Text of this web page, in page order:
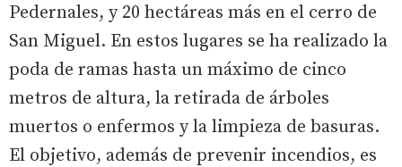
Pedernales, y 20 hectáreas más en el cerro de
San Miguel. En estos lugares se ha realizado la
poda de ramas hasta un máximo de cinco
metros de altura, la retirada de árboles
muertos o enfermos y la limpieza de basuras.
El objetivo, además de prevenir incendios, es